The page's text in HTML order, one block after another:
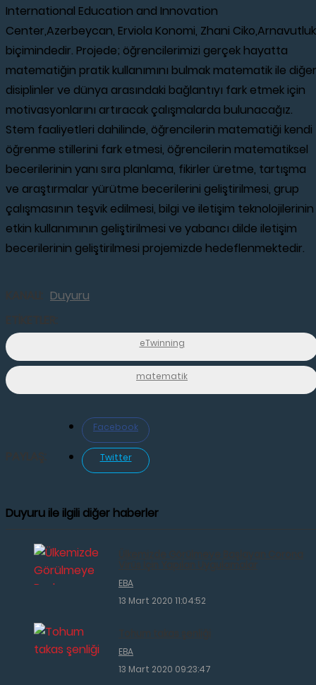
International Education and Innovation
Center,Azerbeycan, Erviola Konomi, Zhani Ciko,Arnavutluk
biçimindedir. Projede; öğrencilerimizi gerçek hayatta
matematiğin pratik kullanımını bulmak matematik ile diğer
disiplinler ve dünya arasındaki bağlantıyı fark etmek için
motivasyonlarını artıracak çalışmalarda bulunacağız.
Stem faaliyetleri dahilinde, öğrencilerin matematiği kendi
öğrenme stillerini fark etmesi, öğrencilerin matematiksel
becerilerinin yanı sıra planlama, fikirler üretme, tartışma
ve araştırmalar yürütme becerilerini geliştirilmesi, grup
çalışmasının teşvik edilmesi, bilgi ve iletişim teknolojilerinin
etkin kullanımının geliştirilmesi ve yabancı dilde iletişim
becerilerinin geliştirilmesi projemizde hedeflenmektedir.
Duyuru
eTwinning
matematik
Facebook
Twitter
Duyuru ile ilgili diğer haberler
EBA
13 Mart 2020 11:04:52
EBA
13 Mart 2020 09:23:47